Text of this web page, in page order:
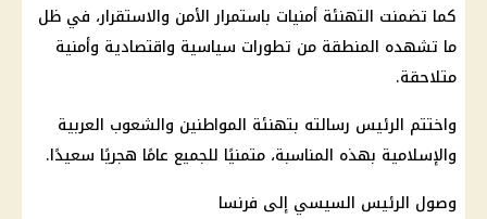
كما تضمنت التهنئة أمنيات باستمرار الأمن والاستقرار، في ظل
ما تشهده المنطقة من تطورات سياسية واقتصادية وأمنية
متلاحقة.
واختتم الرئيس رسالته بتهنئة المواطنين والشعوب العربية
والإسلامية بهذه المناسبة، متمنيًا للجميع عامًا هجريًا سعيدًا.
وصول الرئيس السيسي إلى فرنسا